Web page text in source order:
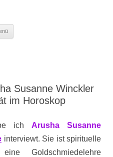
Susanne Winckler
im Horoskop
ich Arusha Susanne
interviewt. Sie istspirituelle
Goldschmiedelehre